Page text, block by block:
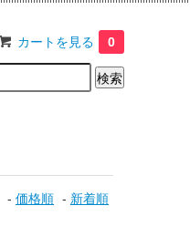
カートを見る 0
- 価格順 - 新着順